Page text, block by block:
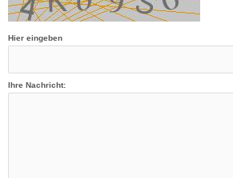
Hier eingeben
Ihre Nachricht: